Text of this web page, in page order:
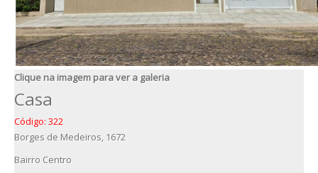
Clique na imagem para ver a galeria
Casa
Código: 322
Borges de Medeiros, 1672
Bairro Centro